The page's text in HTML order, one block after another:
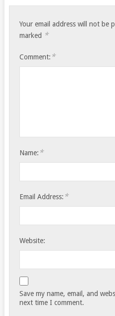
Your email address will not be
marked *
Comment: *
Name: *
Email Address: *
Website:
Save my name, email, and
next time I comment.